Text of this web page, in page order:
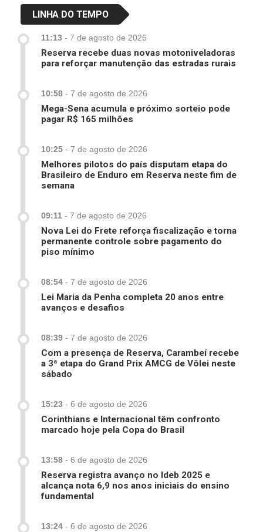
LINHA DO TEMPO
11:13 - 7 de agosto de 2026
Reserva recebe duas novas motoniveladoras
para reforçar manutenção das estradas rurais
10:58 - 7 de agosto de 2026
Mega-Sena acumula e próximo sorteio pode
pagar R$ 165 milhões
10:25 - 7 de agosto de 2026
Melhores pilotos do país disputam etapa do
Brasileiro de Enduro em Reserva neste fim de
semana
09:11 - 7 de agosto de 2026
Nova Lei do Frete reforça fiscalização e torna
permanente controle sobre pagamento do
piso mínimo
08:54 - 7 de agosto de 2026
Lei Maria da Penha completa 20 anos entre
avanços e desafios
08:39 - 7 de agosto de 2026
Com a presença de Reserva, Carambeí recebe
a 3ª etapa do Grand Prix AMCG de Vôlei neste
sábado
15:23 - 6 de agosto de 2026
Corinthians e Internacional têm confronto
marcado hoje pela Copa do Brasil
13:58 - 6 de agosto de 2026
Reserva registra avanço no Ideb 2025 e
alcança nota 6,9 nos anos iniciais do ensino
fundamental
13:24 - 6 de agosto de 2026